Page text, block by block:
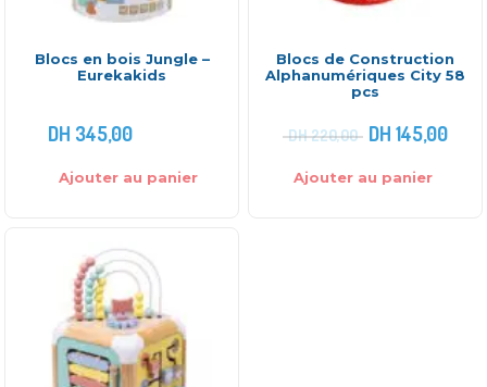
Blocs en bois Jungle –
Eurekakids
DH 345,00
Ajouter au panier
Blocs de Construction
Alphanumériques City 58
pcs
DH220,00 DH 145,00
Ajouter au panier